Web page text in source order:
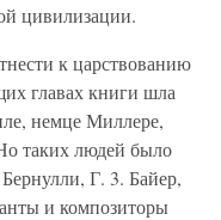
цивилизации.
к царствованию
главах книги шла
немце Миллере,
таких людей было
Г. 3. Байер,
и композиторы